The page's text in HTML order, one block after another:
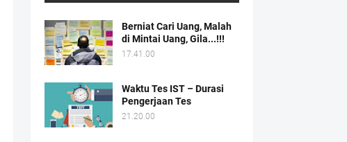
Berniat Cari Uang, Malah
di Mintai Uang, Gila...!!!
17.41.00
Waktu Tes IST – Durasi
Pengerjaan Tes
21.20.00